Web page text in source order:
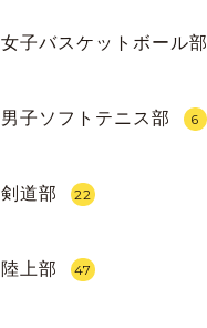
女子バスケットボール部
男子ソフトテニス部 6
剣道部 22
陸上部 47